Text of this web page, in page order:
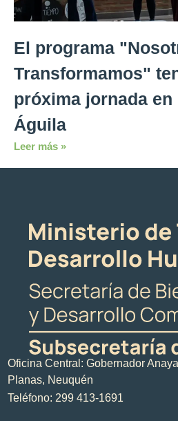
El programa
Transformamos"
próxima jornada en
Águila
Leer más »
Oficina Central: Gobernador
Planas, Neuquén
Teléfono: 299 413-1691